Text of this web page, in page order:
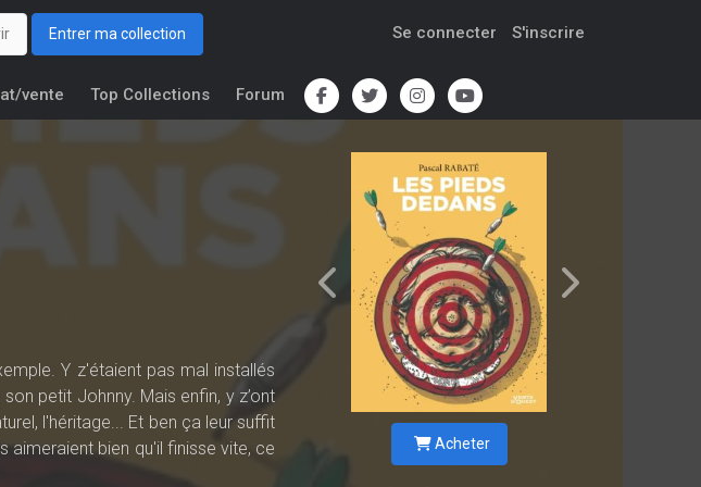
Entrer ma collection Se connecter S'inscrire
vente Top Collections Forum
Y z'étaient pas mal installés
petit Johnny. Mais enfin, y z’ont
l'héritage... Et ben ça leur suffit
aimeraient bien qu'il finisse vite, ce
Acheter